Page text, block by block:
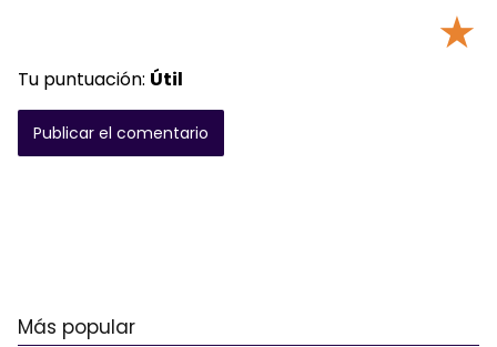
★
Tu puntuación: Útil
Más popular